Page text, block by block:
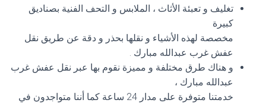
تغليف و تعبئة الأثاث ، الملابس و التحف الفنية بصناديق
كبيرة
مخصصة لهذه الأشياء و نقلها بحذر و دقة عن طريق نقل
عفش غرب عبدالله مبارك .
و هناك طرق مختلفة و مميزة نقوم بها عبر نقل عفش غرب
عبدالله مبارك ،
خدمتنا متوفرة على مدار 24 ساعة كما أننا متواجدون في